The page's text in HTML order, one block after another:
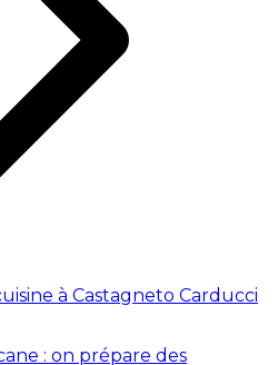
à Castagneto Carducci
: on prépare des